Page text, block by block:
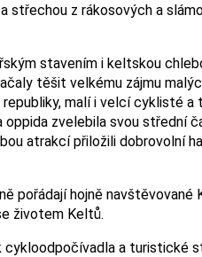
střechou z rákosových a
stavením i keltskou
těšit velkému zájmu
malí i velcí cyklisté a
zvelebila svou střední
atrakcí přiložili dobrovolní
pořádají hojně
životem Keltů.
a turistické